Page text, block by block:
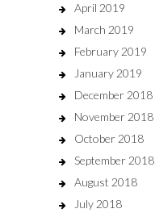
April 2019
March 2019
February 2019
January 2019
December 2018
November 2018
October 2018
September 2018
August 2018
July 2018